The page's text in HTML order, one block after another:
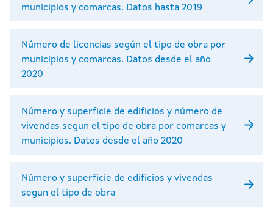
municipios y comarcas. Datos hasta 2019
Número de licencias según el tipo de obra por
municipios y comarcas. Datos desde el año
2020
Número y superficie de edificios y número de
vivendas segun el tipo de obra por comarcas y
municipios. Datos desde el año 2020
Número y superficie de edificios y vivendas
segun el tipo de obra